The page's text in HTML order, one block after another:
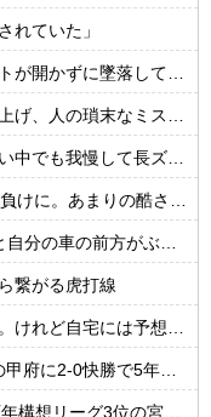
れていた」
ずに墜落してしまう。
れて鬱病になって退職してる。しかし上司はAに対しては…
る。半ズボンはモテ無い。厳しいって
ドン引きするドジャースファン
の前方がぶつかった。
繋がる虎打線
しばらく厄介になるよ」ギャンブル中毒&借金まみれな義父だった!
星！田中雄大は古巣に恩返しPK弾
！“切り札”アダイウトンのゴールで均衡破る